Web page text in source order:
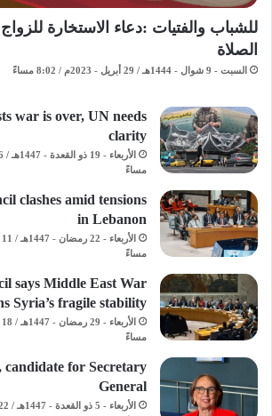
للشباب والفتيات :دعاء الاستخارة
الصلاة
السبت - 9 شوال - 1444هـ / 29 أبريل - 2023م / 8:02 مساءً
war is over, UN needs
clarity
مساءً
clashes amid tensions
in Lebanon
مساءً
says Middle East War
Syria’s fragile stability
مساءً
candidate for Secretary
General